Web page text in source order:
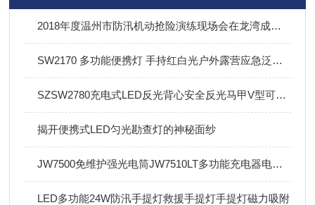
2018年度温州市防汛机动抢险演练现场会在龙湾成功举行
SW2170 多功能便携灯 手持红白光户外露营应急泛光灯
SZSW2780充电式LED反光背心安全反光马甲V型可手洗
揭开便携式LED匀光勘查灯的神秘面纱
JW7500免维护强光电筒JW7510LT多功能充电器电池铁路巡检3W可充电
LED多功能24W防汛手提灯救援手提灯手提灯磁力吸附